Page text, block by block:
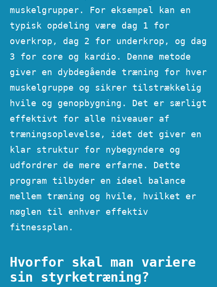
muskelgrupper. For eksempel kan en
typisk opdeling være dag 1 for
overkrop, dag 2 for underkrop, og dag
3 for core og kardio. Denne metode
giver en dybdegående træning for hver
muskelgruppe og sikrer tilstrækkelig
hvile og genopbygning. Det er særligt
effektivt for alle niveauer af
træningsoplevelse, idet det giver en
klar struktur for nybegyndere og
udfordrer de mere erfarne. Dette
program tilbyder en ideel balance
mellem træning og hvile, hvilket er
nøglen til enhver effektiv
fitnessplan.
Hvorfor skal man variere
sin styrketræning?